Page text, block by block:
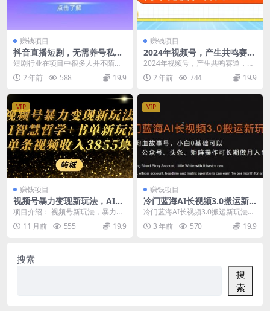
赚钱项目
抖音直播短剧，无需养号私
域，实现轻松变现
短剧行业在项目中很多人并不陌
生，但是很多人并不知道如何去
做，该选择什么方向，今天...
2 年前 588 19.9
赚钱项目
2024年视频号，产生共鸣赛
道，简单无脑，一分钟一条视
频，日入1000+
2024年视频号，产生共鸣赛道，简
单无脑，一分钟一条视频，日入10
00+ 如果你...
2 年前 744 19.9
VIP
赚钱项目
视频号暴力变现新玩法，AI智
慧哲学+书单新玩法，单条视
项目介绍： 视频号新玩法，暴力变
现，单日变现将近1k+，时间成本
低，剪辑难度小，...
11 月前 555 19.9
VIP
赚钱项目
冷门蓝海AI长视频3.0搬运新
玩法，小白0基础可以入手，
公众号、头条、矩阵操作可长
期做月入1w+
冷门蓝海AI长视频3.0搬运新玩法，
小白0基础可以入手，公众号、头
条、矩阵操作可...
3 年前 570 19.9
搜索
搜
索